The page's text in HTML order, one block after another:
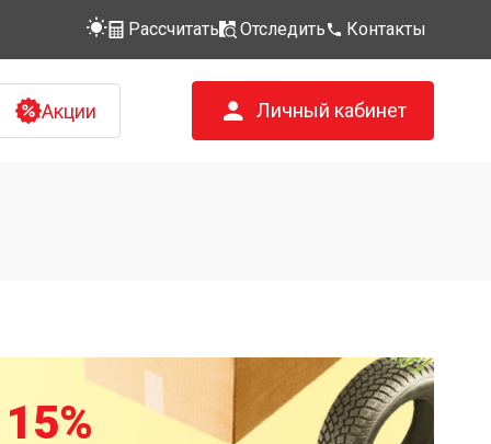
Рассчитать Отследить Контакты
Акции Личный кабинет